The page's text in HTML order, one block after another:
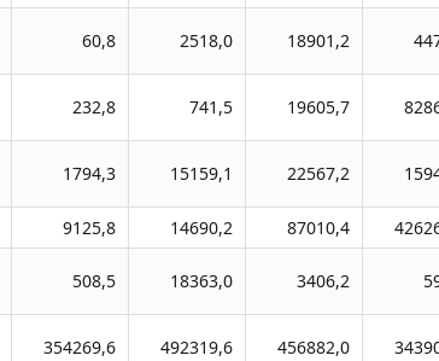
60,8 2518,0 18901,2
232,8 741,5 19605,7
1794,3 15159,1 22567,2
9125,8 14690,2 87010,4
508,5 18363,0 3406,2
354269,6 492319,6 456882,0